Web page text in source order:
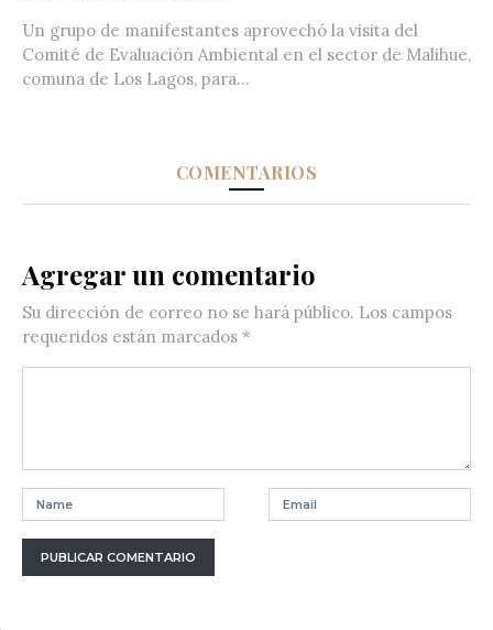
Un grupo de manifestantes aprovechó la visita del
Comité de Evaluación Ambiental en el sector de Malihue,
comuna de Los Lagos, para...
COMENTARIOS
Agregar un comentario
Su dirección de correo no se hará público. Los campos
requeridos están marcados *